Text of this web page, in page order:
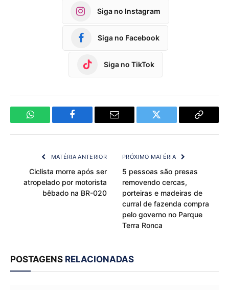
Siga no Instagram
Siga no Facebook
Siga no TikTok
WhatsApp Facebook Email Twitter
Copy
MATÉRIA ANTERIOR
Ciclista morre após ser
atropelado por motorista
bêbado na BR-020
PRÓXIMO MATÉRIA
5 pessoas são presas
removendo cercas,
porteiras e madeiras de
curral de fazenda compra
pelo governo no Parque
Terra Ronca
POSTAGENS RELACIONADAS